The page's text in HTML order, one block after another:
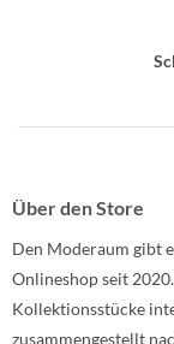
Über den Store
Den Moderaum gibt
Onlineshop seit
Kollektionsstücke
zusammengestellt